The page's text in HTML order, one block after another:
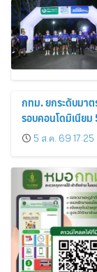
กทม. ยกระดับมา
รอบคอนโดมิเนีย
5 ส.ค. 69 17:25